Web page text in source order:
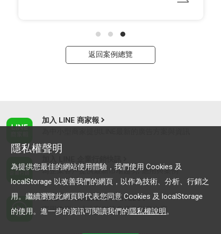
返回案例總覽
加入 LINE 商家報
為企業客戶提供最新市場趨勢, 應用與案例
LINE Biz-Solutions YouTube
實用教學、成功案例等多樣化影音內容
隱私權聲明
為提供您最佳的網站使用體驗，我們使用 Cookies 及
localStorage 以改善我們的網頁，以作為技術、分析、行銷之
用。繼續瀏覽此網頁即代表您同意 Cookies 及 localStorage
的使用。進一步的資訊可閱讀我們的隱私權說明。